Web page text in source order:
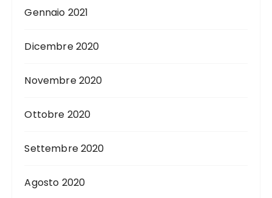
Gennaio 2021
Dicembre 2020
Novembre 2020
Ottobre 2020
Settembre 2020
Agosto 2020